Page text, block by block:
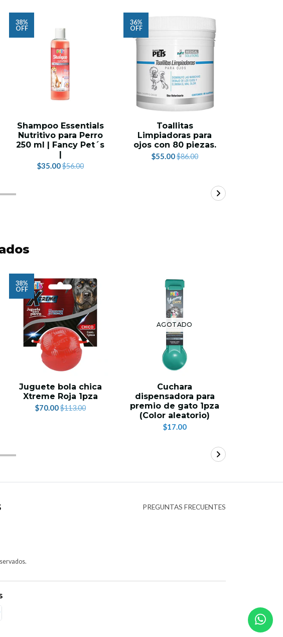
38%
OFF
Shampoo Essentials
Nutritivo para Perro
250 ml | Fancy Pet´s
|
$35.00$56.00
36%
OFF
Toallitas
Limpiadoras para
ojos con 80 piezas.
$55.00$86.00
38%
OFF
Juguete bola chica
Xtreme Roja 1pza
$70.00$113.00
AGOTADO
Cuchara
dispensadora para
premio de gato 1pza
(Color aleatorio)
$17.00
PREGUNTAS FRECUENTES